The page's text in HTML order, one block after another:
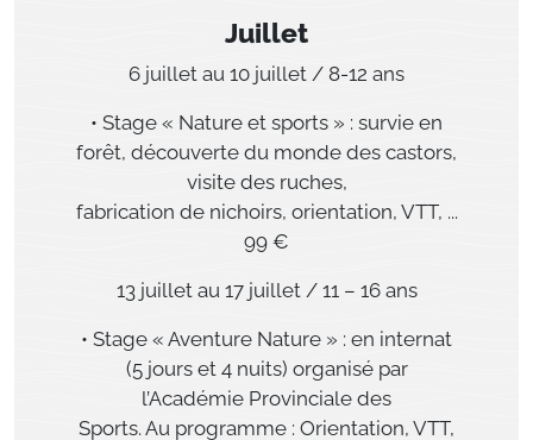
Juillet
6 juillet au 10 juillet / 8-12 ans
• Stage « Nature et sports » : survie en
forêt, découverte du monde des castors,
visite des ruches,
fabrication de nichoirs, orientation, VTT, ...
99 €
13 juillet au 17 juillet / 11 – 16 ans
• Stage « Aventure Nature » : en internat
(5 jours et 4 nuits) organisé par
l’Académie Provinciale des
Sports. Au programme : Orientation, VTT,